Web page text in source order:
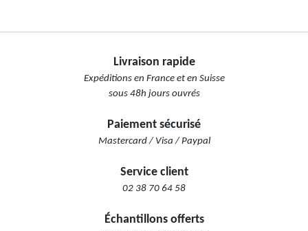
Livraison rapide
Expéditions en France et en Suisse
sous 48h jours ouvrés
Paiement sécurisé
Mastercard / Visa / Paypal
Service client
02 38 70 64 58
Échantillons offerts